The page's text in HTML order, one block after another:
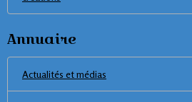
Annuaire
Actualités et médias